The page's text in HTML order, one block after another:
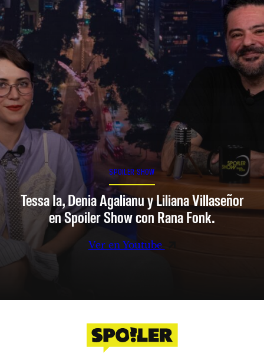
SPOILER SHOW
Tessa Ia, Denia Agalianu y Liliana Villaseñor
en Spoiler Show con Rana Fonk.
Ver en Youtube